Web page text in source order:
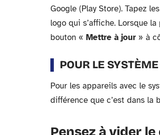
Google (Play Store). Tapez
logo qui s’affiche. Lorsque
bouton « Mettre à jour » à
POUR LE
Pour les appareils avec le
différence que c’est dans la
Pensez à vider